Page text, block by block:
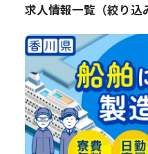
求人情報一覧（絞り込